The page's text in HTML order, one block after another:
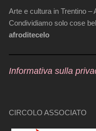
Arte e cultura in Trentino –
Condividiamo solo cose
afroditecelo
Informativa sulla
CIRCOLO ASSOCIATO